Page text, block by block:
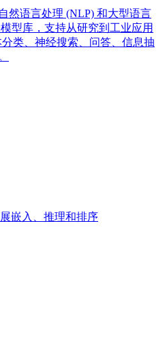
然语言处理 (NLP) 和大型语言
型库，支持从研究到工业应用
类、神经搜索、问答、信息抽
嵌入、推理和排序